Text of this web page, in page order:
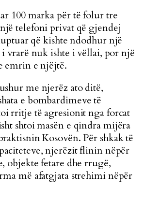
100 marka për të folur tre
telefoni privat që gjendej
që kishte ndodhur një
vrarë nuk ishte i vëllai, por një
emrin e njëjtë.
me njerëz ato ditë,
e bombardimeve të
rritje të agresionit nga forcat
shtoi masën e qindra mijëra
Kosovën. Për shkak të
njerëzit flinin nëpër
objekte fetare dhe rrugë,
më afatgjata strehimi nëpër